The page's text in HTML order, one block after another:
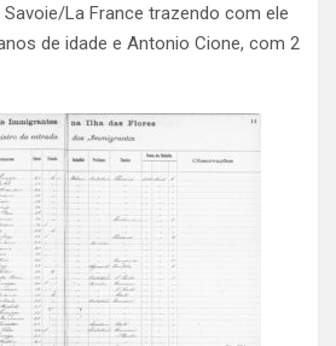
La France trazendo com ele
de idade e Antonio Cione, com 2